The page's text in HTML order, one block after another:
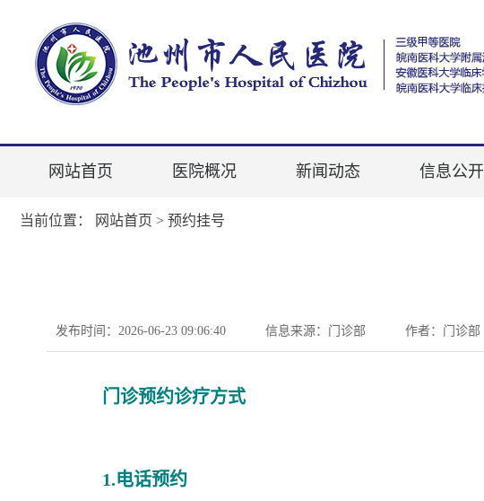
网站首页 医院概况 新闻动态 信息公开
当前位置： 网站首页 > 预约挂号
发布时间：2026-06-23 09:06:40 信息来源：门诊部 作者：门诊部
门诊预约诊疗方式
1.电话预约